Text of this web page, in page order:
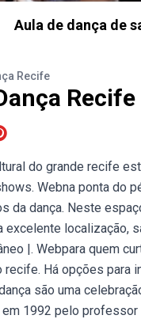
Aula de dança de
Recife
Recife
do grande recife
Webna ponta do
da dança. Neste
excelente localização,
|. Webpara quem
Há opções para
são uma
em 1992 pelo